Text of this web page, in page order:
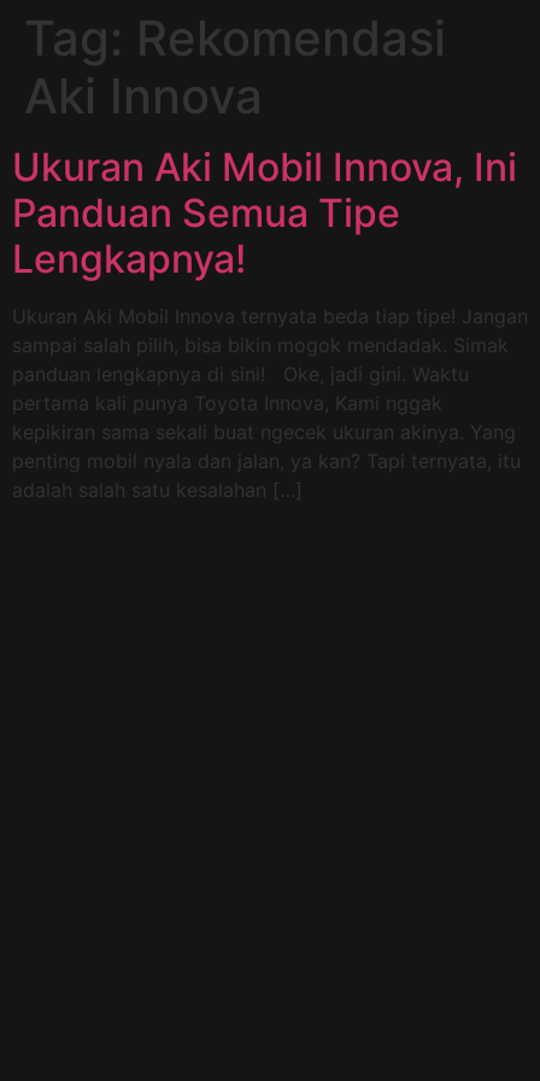
Tag: Rekomendasi
Aki Innova
Ukuran Aki Mobil Innova, Ini
Panduan Semua Tipe
Lengkapnya!
Ukuran Aki Mobil Innova ternyata beda tiap tipe! Jangan
sampai salah pilih, bisa bikin mogok mendadak. Simak
panduan lengkapnya di sini! Oke, jadi gini. Waktu
pertama kali punya Toyota Innova, Kami nggak
kepikiran sama sekali buat ngecek ukuran akinya. Yang
penting mobil nyala dan jalan, ya kan? Tapi ternyata, itu
adalah salah satu kesalahan […]